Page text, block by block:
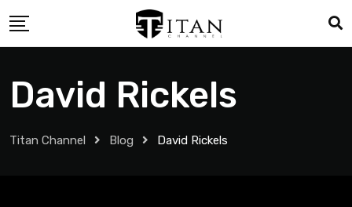
David Rickels
Titan Channel Blog David Rickels